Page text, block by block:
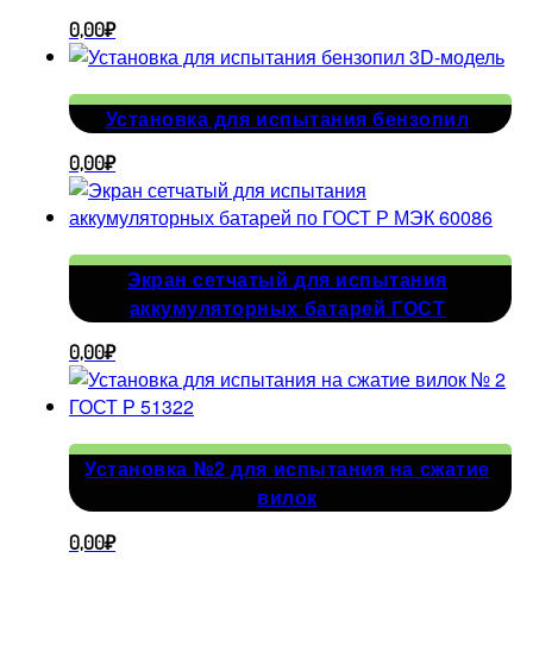
0,00₽
Установка для испытания бензопил
0,00₽
Экран сетчатый для испытания
аккумуляторных батарей ГОСТ
0,00₽
Установка №2 для испытания на сжатие
вилок
0,00₽